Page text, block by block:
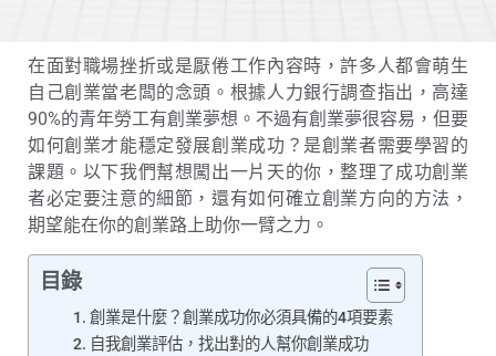
在面對職場挫折或是厭倦工作內容時，許多人都會萌生
自己創業當老闆的念頭。根據人力銀行調查指出，高達
90%的青年勞工有創業夢想。不過有創業夢很容易，但要
如何創業才能穩定發展創業成功？是創業者需要學習的
課題。以下我們幫想闖出一片天的你，整理了成功創業
者必定要注意的細節，還有如何確立創業方向的方法，
期望能在你的創業路上助你一臂之力。
目錄
創業是什麼？創業成功你必須具備的4項要素
自我創業評估，找出對的人幫你創業成功